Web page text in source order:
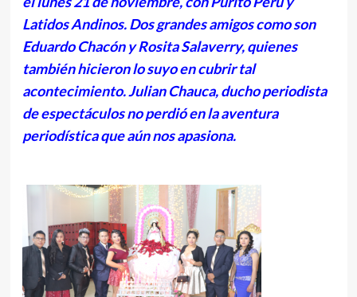
Latidos Andinos. Dos grandes amigos como son
Eduardo Chacón y Rosita Salaverry, quienes
también hicieron lo suyo en cubrir tal
acontecimiento. Julian Chauca, ducho periodista
de espectáculos no perdió en la aventura
periodística que aún nos apasiona.